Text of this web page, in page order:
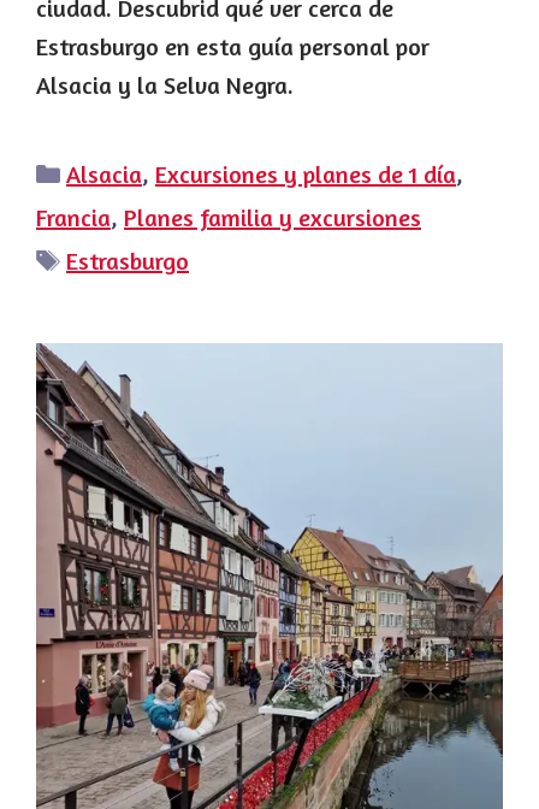
ciudad. Descubrid qué ver cerca de
Estrasburgo en esta guía personal por
Alsacia y la Selva Negra.
Categorías
Alsacia, Excursiones y planes de 1 día,
Francia, Planes familia y excursiones
Etiquetas
Estrasburgo